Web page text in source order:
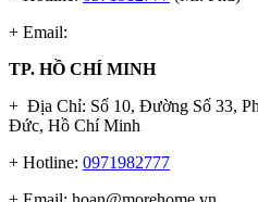
+ Email:
TP. HỒ CHÍ MINH
+ Địa Chỉ: Số 10, Đường Số 33,
Đức, Hồ Chí Minh
+ Hotline: 0971982777